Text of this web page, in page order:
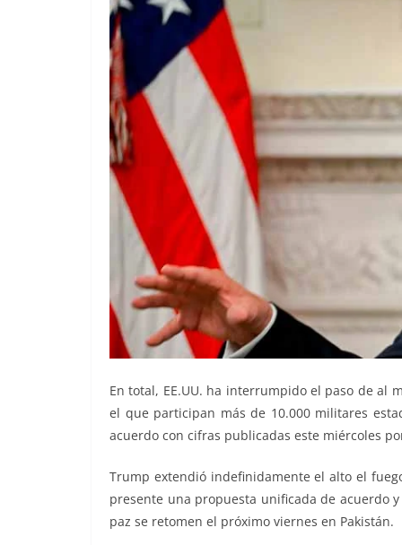
En total, EE.UU. ha interrumpido el paso de al
el que participan más de 10.000 militares
acuerdo con cifras publicadas este miércoles
Trump extendió indefinidamente el alto el
presente una propuesta unificada de acuerdo
paz se retomen el próximo viernes en Pakistán.